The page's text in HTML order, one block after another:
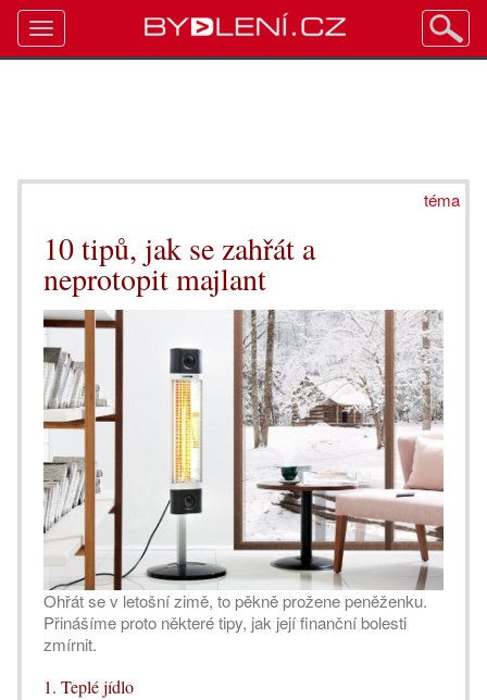
téma
10 tipů, jak se zahřát a
neprotopit majlant
Ohřát se v letošní zimě, to pěkně prožene peněženku.
Přinášíme proto některé tipy, jak její finanční bolesti
zmírnit.
1. Teplé jídlo
Toggle
navigation